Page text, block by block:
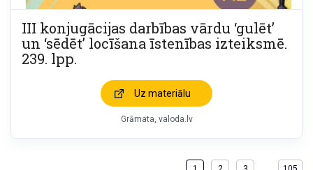
III konjugācijas darbības vārdu ‘gulēt’
un ‘sēdēt’ locīšana īstenības izteiksmē.
239. lpp.
Uz materiālu
Grāmata valoda.lv